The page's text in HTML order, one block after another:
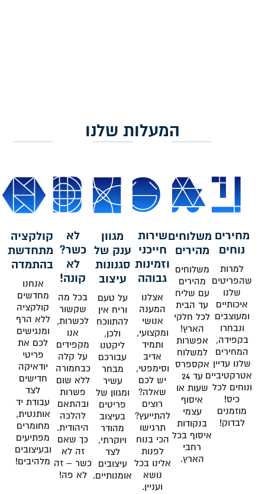
המעלות שלנו
מחירים
נוחים
למרות
שהפריטים
שלנו
איכותיים
ומעוצבים
ונבחרו
בקפידה,
המחירים
שלנו עדיין
אטרקטיביים
ונוחים לכל
כיס!
מוזמנים
לבדוק!
משלוחים
מהירים
משלוחים
מהירים
עם שליח
עד הבית
לכל חלקי
הארץ!
אפשרות
למשלוח
אקספרס
עד 24
שעות או
איסוף
עצמי
בנקודות
איסוף בכל
רחבי
הארץ.
שירות
חייכני
וזמינות
גבוהה
אצלנו
המענה
אנושי
ומקצועי,
ותמיד
אדיב
וסימפטי,
יש לכם
שאלה?
רוצים
להתייעץ?
תרגישו
הכי בנוח
לפנות
אלינו בכל
נושא
ועניין.
מגוון
ענק של
סגנונות
עיצוב
על טעם
וריח אין
להתווכח
ולכן,
ליקטנו
עבורכם
מבחר
עשיר
ומגוון של
פריטים
בעיצוב
מהודר
ויוקרתי,
לצד
עיצובים
אומנותיים.
לא
כשר?
לא
קונה!
בכל מה
שקשור
לכשרות,
אנו
מקפידים
על קלה
כבחמורה
ללא שום
פשרות
ובהתאם
להלכה
היהודית.
כך שאם
זה לא
כשר – זה
לא פה!
קולקציה
מתחדשת
בהתמדה
אנחנו
מחדשים
קולקציה
ללא הרף
ומנגישים
לכם את
פריטי
יודאיקה
חדישים
לצד
עבודת יד
אותנטית,
מחומרים
מפתיעים
ובעיצובים
מלהיבים!